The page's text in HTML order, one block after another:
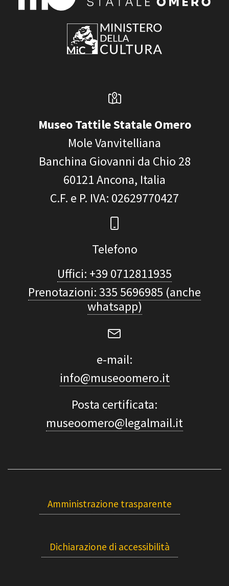
Museo Tattile Statale Omero
Mole Vanvitelliana
Banchina Giovanni da Chio 28
60121Ancona, Italia
C.F. e P. IVA: 02629770427
Telefono
Uffici: +39 0712811935
Prenotazioni: 335 5696985 (anche
whatsapp)
e-mail:
info@museoomero.it
Posta certificata:
museoomero@legalmail.it
Amministrazione trasparente
Dichiarazione di accessibilità